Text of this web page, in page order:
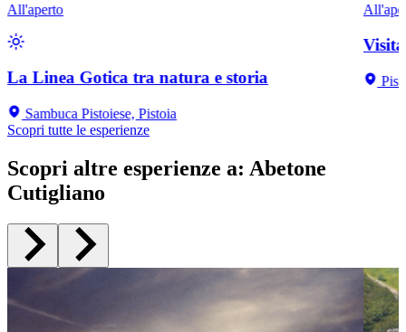
All'aperto
La Linea Gotica tra natura e storia
Sambuca Pistoiese, Pistoia
Scopri tutte le esperienze
Scopri altre esperienze a: Abetone
Cutigliano